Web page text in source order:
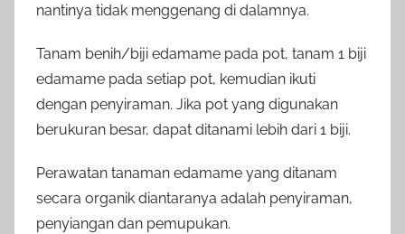
nantinya tidak menggenang di dalamnya.
Tanam benih/biji edamame pada pot, tanam 1 biji
edamame pada setiap pot, kemudian ikuti
dengan penyiraman. Jika pot yang digunakan
berukuran besar, dapat ditanami lebih dari 1 biji.
Perawatan tanaman edamame yang ditanam
secara organik diantaranya adalah penyiraman,
penyiangan dan pemupukan.